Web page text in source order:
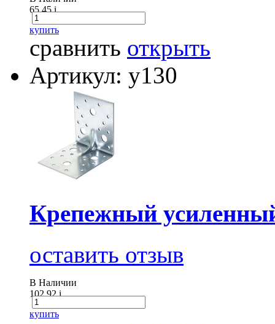
65.45i
купить
сравнить открыть
Артикул: у130
Крепежный
оставить отзыв
В Наличии
102.92i
купить